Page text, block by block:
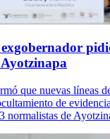
Ayotzinapa
que nuevas líneas
de
normalistas de